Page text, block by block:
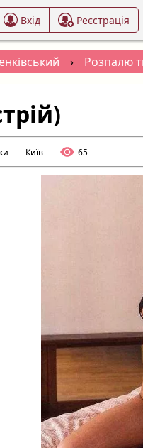
Вхід Реєстрація
› Розпалю
- Київ - 65